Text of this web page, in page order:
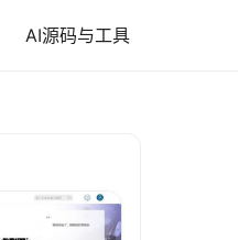
AI源码与工具